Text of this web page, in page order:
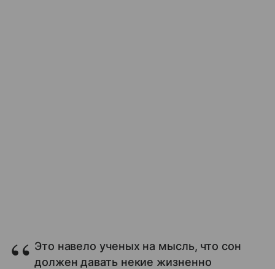
Это навело ученых на мысль, что сон
должен давать некие жизненно